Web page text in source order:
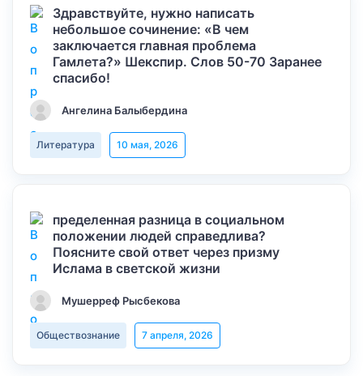
Здравствуйте, нужно написать
небольшое сочинение: «В чем
заключается главная проблема
Гамлета?» Шекспир. Слов 50-70 Заранее
спасибо!
Ангелина Балыбердина
Литература 10 мая, 2026
пределенная разница в социальном
положении людей справедлива?
Поясните свой ответ через призму
Ислама в светской жизни
Мушерреф Рысбекова
Обществознание 7 апреля, 2026